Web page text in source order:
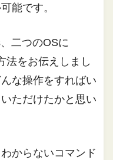
能です。
二つのOSに
法をお伝えしまし
な操作をすればい
ただけたかと思い
からないコマンド